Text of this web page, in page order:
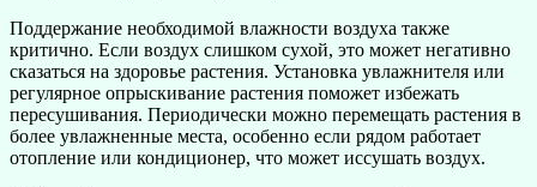
Поддержание необходимой влажности воздуха также
критично. Если воздух слишком сухой, это может негативно
сказаться на здоровье растения. Установка увлажнителя или
регулярное опрыскивание растения поможет избежать
пересушивания. Периодически можно перемещать растения в
более увлажненные места, особенно если рядом работает
отопление или кондиционер, что может иссушать воздух.